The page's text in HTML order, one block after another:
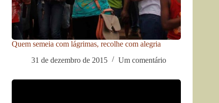
Quem semeia com lágrimas, recolhe com alegria
31 de dezembro de 2015
Um comentário